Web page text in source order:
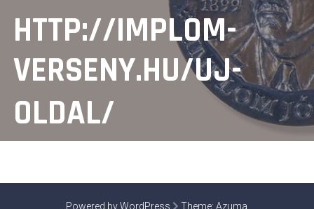
HTTP://IMPLOM-
VERSENY.HU/UJ-
OLDAL/
Powered by WordPress Theme:Azuma